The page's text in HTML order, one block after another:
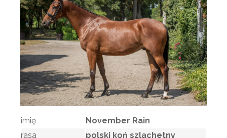
imię
November Rain
rasa
polski koń szlachetny